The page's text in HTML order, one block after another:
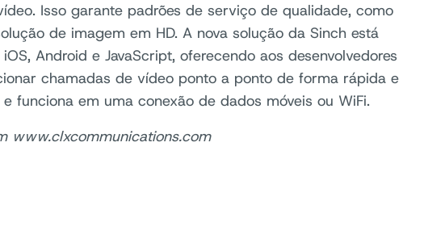
Isso garante padrões de serviço de qualidade, como
de imagem em HD. A nova solução da Sinch está
Android e JavaScript, oferecendo aos desenvolvedores
chamadas de vídeo ponto a ponto de forma rápida e
funciona em uma conexão de dados móveis ou WiFi.
www.clxcommunications.com